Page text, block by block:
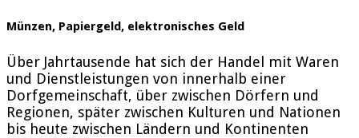
Münzen, Papiergeld, elektronisches Geld
Über Jahrtausende hat sich der Handel mit Waren
und Dienstleistungen von innerhalb einer
Dorfgemeinschaft, über zwischen Dörfern und
Regionen, später zwischen Kulturen und Nationen
bis heute zwischen Ländern und Kontinenten